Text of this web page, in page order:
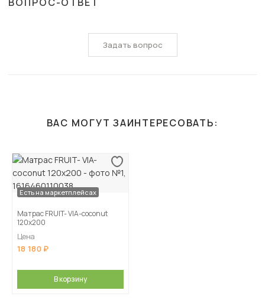
Задать вопрос
ВАС МОГУТ ЗАИНТЕРЕСОВАТЬ:
Есть на маркетплейсах
Матрас FRUIT- VIA-coconut
120х200
Цена
18 180
В корзину